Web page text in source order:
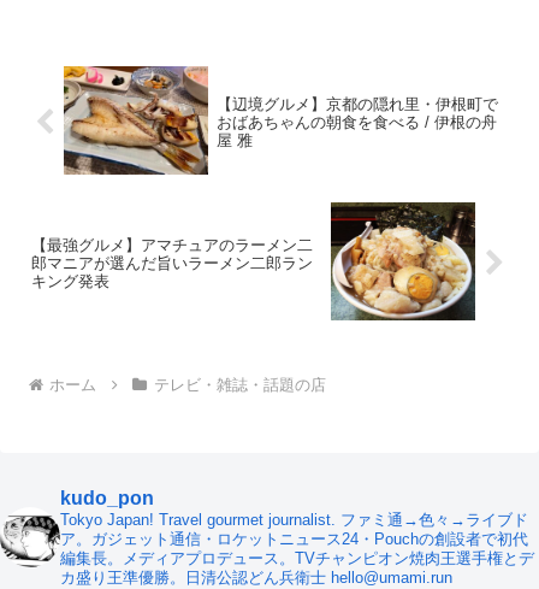
【辺境グルメ】京都の隠れ里・伊根町で
おばあちゃんの朝食を食べる / 伊根の舟
屋 雅
【最強グルメ】アマチュアのラーメン二
郎マニアが選んだ旨いラーメン二郎ラン
キング発表
ホーム テレビ・雑誌・話題の店
kudo_pon
Tokyo Japan! Travel gourmet journalist. ファミ通→色々→ライブド
ア。ガジェット通信・ロケットニュース24・Pouchの創設者で初代
編集長。メディアプロデュース。TVチャンピオン焼肉王選手権とデ
カ盛り王準優勝。日清公認どん兵衛士 hello@umami.run